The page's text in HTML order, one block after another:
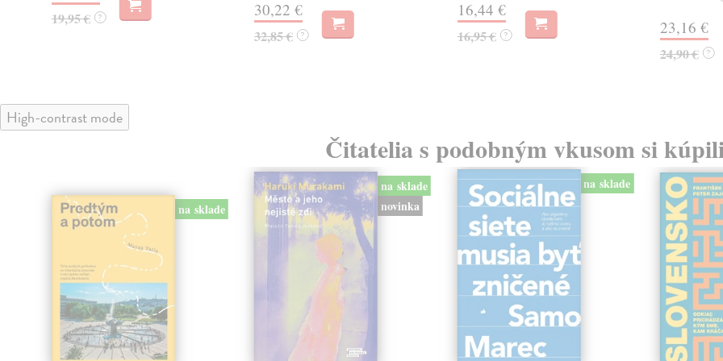
19,95 € ? 30,22 €
32,85 € ?
16,44 €
16,95 € ? 23,16 €
24,90 € ?
High-contrast mode
Čitatelia s podobným vkusom si
na sklade
na sklade
novinka
na sklade